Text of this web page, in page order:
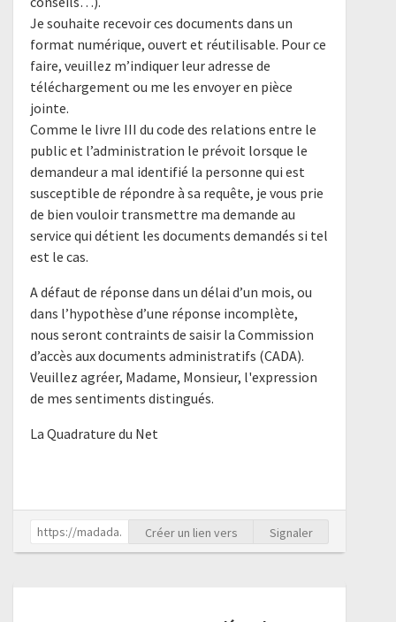
Je souhaite recevoir ces documents dans un
format numérique, ouvert et réutilisable. Pour ce
faire, veuillez m’indiquer leur adresse de
téléchargement ou me les envoyer en pièce
jointe.
Comme le livre III du code des relations entre le
public et l’administration le prévoit lorsque le
demandeur a mal identifié la personne qui est
susceptible de répondre à sa requête, je vous prie
de bien vouloir transmettre ma demande au
service qui détient les documents demandés si tel
est le cas.
A défaut de réponse dans un délai d’un mois, ou
dans l’hypothèse d’une réponse incomplète,
nous seront contraints de saisir la Commission
d’accès aux documents administratifs (CADA).
Veuillez agréer, Madame, Monsieur, l'expression
de mes sentiments distingués.
La Quadrature du Net
Créer un lien vers Signaler